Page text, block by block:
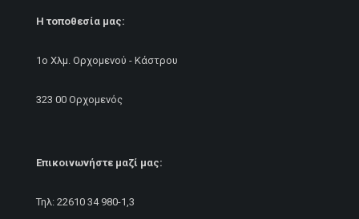
Η τοποθεσία μας:
1ο Χλμ. Ορχομενού - Κάστρου
323 00 Ορχομενός
Επικοινωνήστε μαζί μας:
Τηλ: 22610 34 980-1,3